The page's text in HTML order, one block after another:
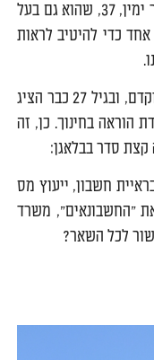
הטלוויזיה משחקי הכס, עונד בכבוד אמיר ימין, 37, שהוא גם בעל
כדי להיטיב לראות
אמיר החל את דרכו האקדמאית בשלב מוקדם, ובגיל 27 כבר הציג
הוראה בחינוך. כן, זה
סדר בבלאגן:
חשבון, ייעוץ מס
"החשבונאים", משרד
לכל השאר?